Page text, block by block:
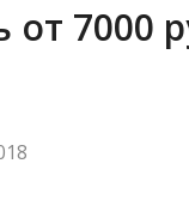
от 7000